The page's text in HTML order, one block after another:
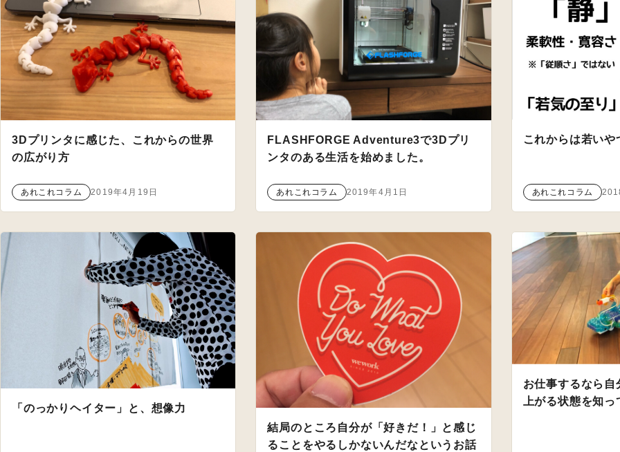
3Dプリンタに感じた、これからの世界
の広がり方
あれこれコラム 2019年4月19日
FLASHFORGE Adventure3で3Dプリ
ンタのある生活を始めました。
あれこれコラム 2019年4月1日
これからは若いや
あれこれコラム
「のっかりヘイター」と、想像力
結局のところ自分が「好きだ！」と感じ
ることをやるしかないんだなというお話
お仕事するなら
上がる状態を知っ